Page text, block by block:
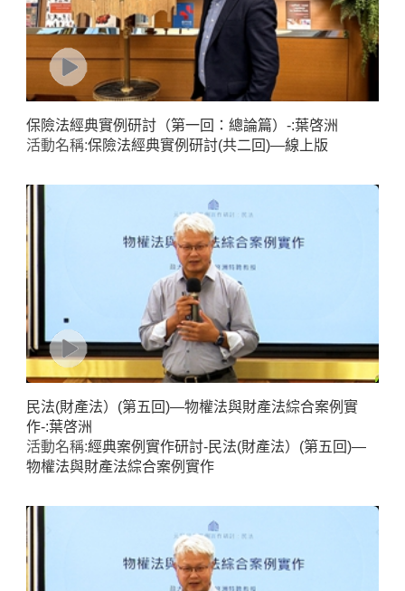
保險法經典實例研討（第一回：總論篇）-:葉啓洲
活動名稱:保險法經典實例研討(共二回)—線上版
民法(財產法）(第五回)—物權法與財產法綜合案例實
作-:葉啓洲
活動名稱:經典案例實作研討-民法(財產法）(第五回)—
物權法與財產法綜合案例實作